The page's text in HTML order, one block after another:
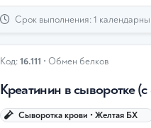
Срок выполнения: 1
Код:16.111 • Обмен белков
Креатинин в сыворотке
Сыворотка крови • Желтая БХ